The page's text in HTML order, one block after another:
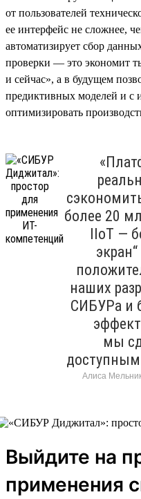
от пользователей
ее интерфейс не сложнее,
автоматизирует сбор
проверки — это экономит
и сейчас», а в будущем
предиктивных моделей и с
оптимизировать
более 20
IIoT —
наших
СИБУРа и
мы
Алиса
Выйдите на
применения